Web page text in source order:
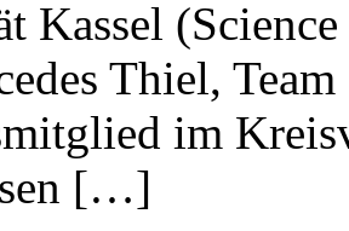
Kassel
Thiel,
im
[…]